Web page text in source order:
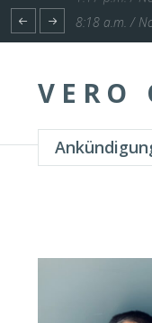
1:17 p.m. /
VERO